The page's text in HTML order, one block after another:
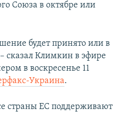
Союза в октябре или
будет принято или в
сказал Климкин в эфире
в воскресенье 11
Украина.
страны ЕС поддерживают